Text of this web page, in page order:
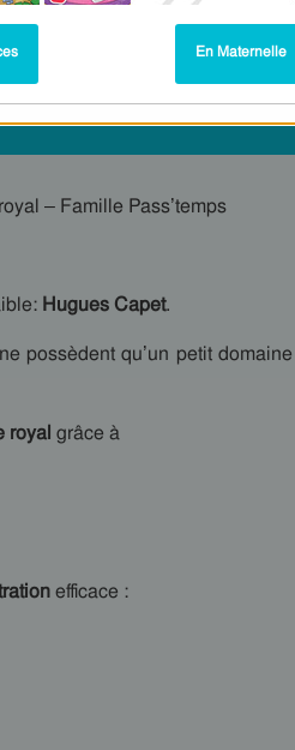
– Famille Pass’temps
Hugues Capet.
possèdent qu’un petit domaine
royal grâce à
efficace :
En Maternelle